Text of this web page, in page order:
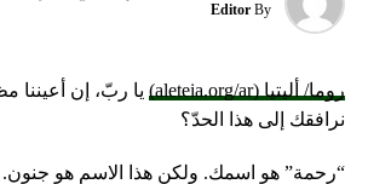
By
Editor
روما/ أليتيا (aleteia.org/ar)
يا ربّ، إن أعيننا
نرافقك إلى هذا الحدّ؟
“رحمة” هو اسمك. ولكن هذا الاسم هو جنون.